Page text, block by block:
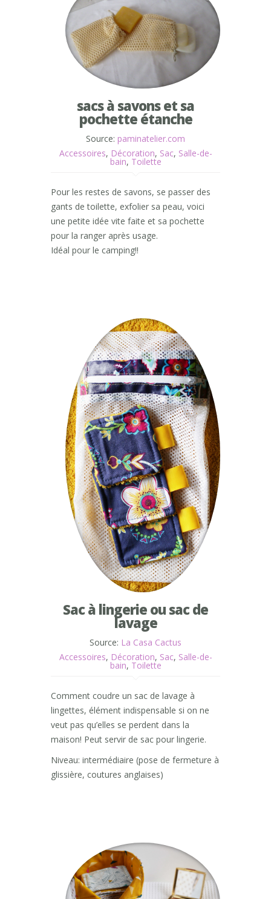
sacs à savons et sa
pochette étanche
Source: paminatelier.com
Accessoires, Décoration, Sac, Salle-de-
bain, Toilette
Pour les restes de savons, se passer des
gants de toilette, exfolier sa peau, voici
une petite idée vite faite et sa pochette
pour la ranger après usage.
Idéal pour le camping!!
Sac à lingerie ou sac de
lavage
Source: La Casa Cactus
Accessoires, Décoration, Sac, Salle-de-
bain, Toilette
Comment coudre un sac de lavage à
lingettes, élément indispensable si on ne
veut pas qu’elles se perdent dans la
maison! Peut servir de sac pour lingerie.
Niveau: intermédiaire (pose de fermeture à
glissière, coutures anglaises)